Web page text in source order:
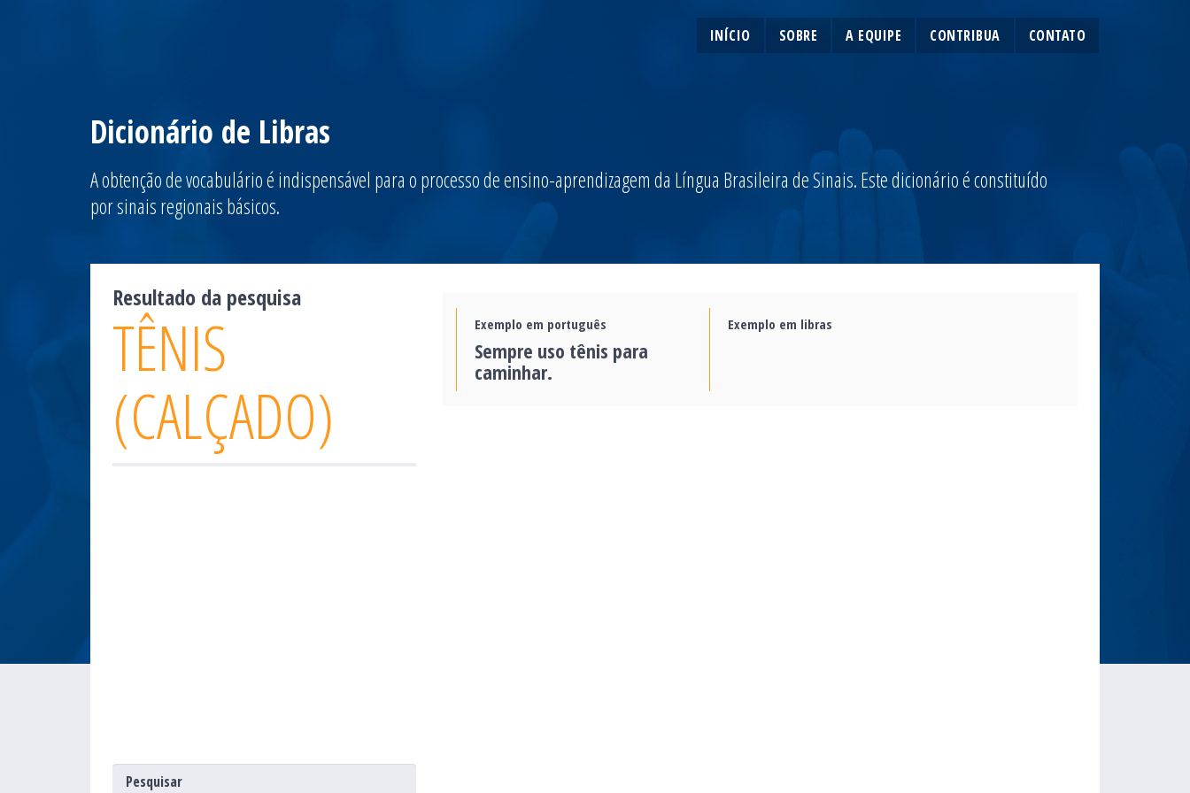
INÍCIO SOBRE A EQUIPE CONTRIBUA CONTATO
Dicionário de Libras
A obtenção de vocabulário é indispensável para o processo de ensino-aprendizagem da Língua Brasileira de Sinais. Este dicionário é constituído
por sinais regionais básicos.
Exemplo em português
Sempre uso tênis para
caminhar.
Exemplo em libras
Resultado da pesquisa
TÊNIS
(CALÇADO)